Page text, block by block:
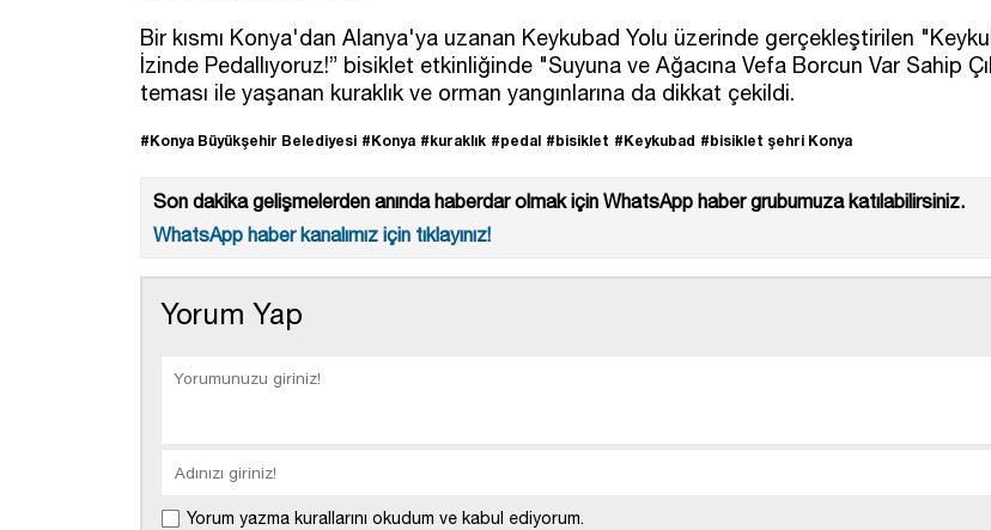
Bir kısmı Konya'dan Alanya'ya uzanan Keykubad Yolu üzerinde gerçekleştirilen
İzinde Pedallıyoruz!” bisiklet etkinliğinde "Suyuna ve Ağacına Vefa Borcun Var Sahip
teması ile yaşanan kuraklık ve orman yangınlarına da dikkat çekildi.
#Konya Büyükşehir Belediyesi #Konya #kuraklık #pedal #bisiklet #Keykubad #bisiklet şehri Konya
Son dakika gelişmelerden anında haberdar olmak için WhatsApp haber grubumuza katılabilirsiniz.
WhatsApp haber kanalımız için tıklayınız!
Yorum Yap
Yorum yazma kurallarını okudum ve kabul ediyorum.